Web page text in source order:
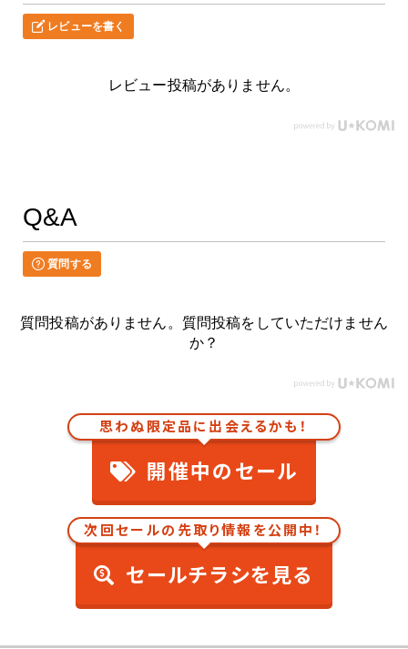
レビューを書く
レビュー投稿がありません。
Q&A
質問する
質問投稿がありません。質問投稿をしていただけません
か？
思わぬ限定品に出会えるかも！
開催中のセール
次回セールの先取り情報を公開中！
セールチラシを見る